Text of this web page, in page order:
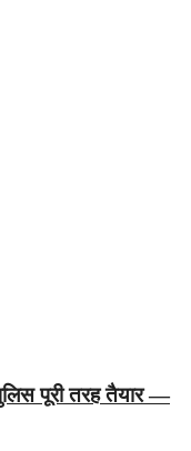
पूरी तरह तैयार —